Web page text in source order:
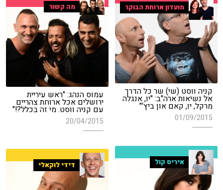
מועדון ארוחת הבוקר
קניה ווסט (שי) שר כל הדרך
אל נשיאות ארה"ב: "יו, אנגלה
מרקל, יו, קאם און ביץ'"
01/09/2015
מה קשור
עמוס הנהג: "ראש עיריית
ירושלים אכל ארוחת צהריים
עם קניה ווסט. מי זה בכלל?!"
20/04/2015
איריס קול דידי לוקאלי